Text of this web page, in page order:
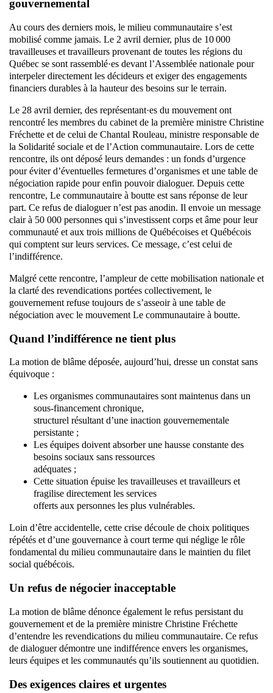
gouvernemental
Au cours des derniers mois, le milieu communautaire s’est
mobilisé comme jamais. Le 2 avril dernier, plus de 10 000
travailleuses et travailleurs provenant de toutes les régions du
Québec se sont rassemblé·es devant l’Assemblée nationale pour
interpeler directement les décideurs et exiger des engagements
financiers durables à la hauteur des besoins sur le terrain.
Le 28 avril dernier, des représentant·es du mouvement ont
rencontré les membres du cabinet de la première ministre Christine
Fréchette et de celui de Chantal Rouleau, ministre responsable de
la Solidarité sociale et de l’Action communautaire. Lors de cette
rencontre, ils ont déposé leurs demandes : un fonds d’urgence
pour éviter d’éventuelles fermetures d’organismes et une table de
négociation rapide pour enfin pouvoir dialoguer. Depuis cette
rencontre, Le communautaire à boutte est sans réponse de leur
part. Ce refus de dialoguer n’est pas anodin. Il envoie un message
clair à 50 000 personnes qui s’investissent corps et âme pour leur
communauté et aux trois millions de Québécoises et Québécois
qui comptent sur leurs services. Ce message, c’est celui de
l’indifférence.
Malgré cette rencontre, l’ampleur de cette mobilisation nationale et
la clarté des revendications portées collectivement, le
gouvernement refuse toujours de s’asseoir à une table de
négociation avec le mouvement Le communautaire à boutte.
Quand l’indifférence ne tient plus
La motion de blâme déposée, aujourd’hui, dresse un constat sans
équivoque :
Les organismes communautaires sont maintenus dans un
sous-financement chronique,
structurel résultant d’une inaction gouvernementale
persistante ;
Les équipes doivent absorber une hausse constante des
besoins sociaux sans ressources
adéquates ;
Cette situation épuise les travailleuses et travailleurs et
fragilise directement les services
offerts aux personnes les plus vulnérables.
Loin d’être accidentelle, cette crise découle de choix politiques
répétés et d’une gouvernance à court terme qui néglige le rôle
fondamental du milieu communautaire dans le maintien du filet
social québécois.
Un refus de négocier inacceptable
La motion de blâme dénonce également le refus persistant du
gouvernement et de la première ministre Christine Fréchette
d’entendre les revendications du milieu communautaire. Ce refus
de dialoguer démontre une indifférence envers les organismes,
leurs équipes et les communautés qu’ils soutiennent au quotidien.
Des exigences claires et urgentes